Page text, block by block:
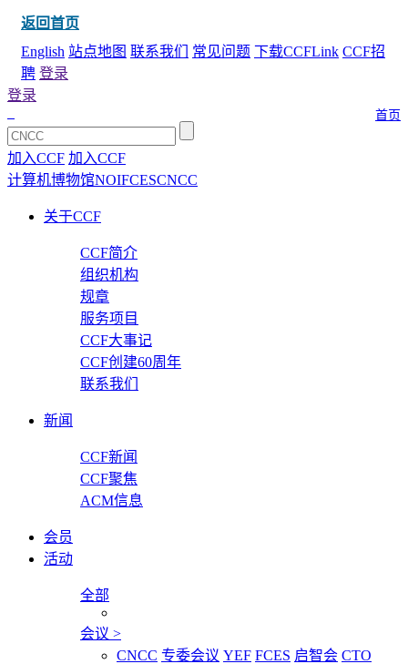
返回首页
English 站点地图 联系我们 常见问题 下载CCFLink CCF招
聘 登录
首页
登录
加入CCF 加入CCF
计算机博物馆NOIFCESCNCC
关于CCF
CCF简介
组织机构
规章
服务项目
CCF大事记
CCF创建60周年
联系我们
新闻
CCF新闻
CCF聚焦
ACM信息
会员
活动
全部
会议 >
CNCC 专委会议 YEF FCES 启智会 CTO